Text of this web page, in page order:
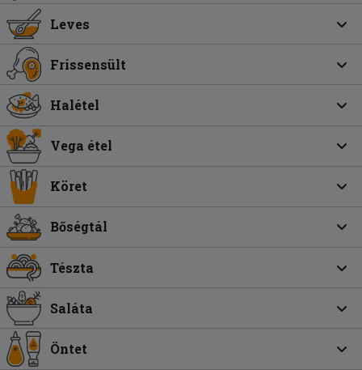
Leves
Frissensült
Halétel
Vega étel
Köret
Bőségtál
Tészta
Saláta
Öntet